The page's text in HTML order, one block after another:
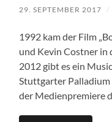
29. SEPTEMBER 2017 /
1992 kam der Film
und Kevin Costner in
2012 gibt es ein
Stuttgarter Palladium
der Medienpremiere